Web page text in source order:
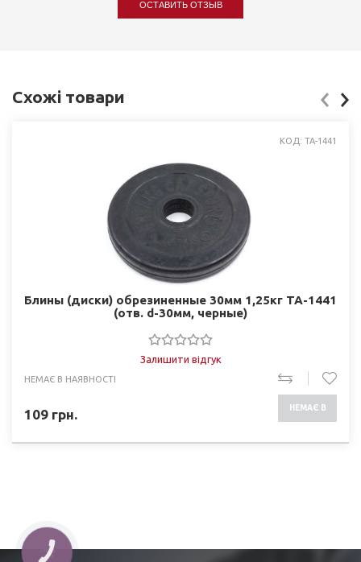
ОСТАВИТЬ ОТЗЫВ
Схожі товари
КОД: ТА-1441
Блины (диски) обрезиненные 30мм 1,25кг ТА-1441
(отв. d-30мм, черные)
Залишити відгук
НЕМАЄ В НАЯВНОСТІ
109 грн. НЕМАЄ В
КНОПКА
ЗВ'ЯЗКУ